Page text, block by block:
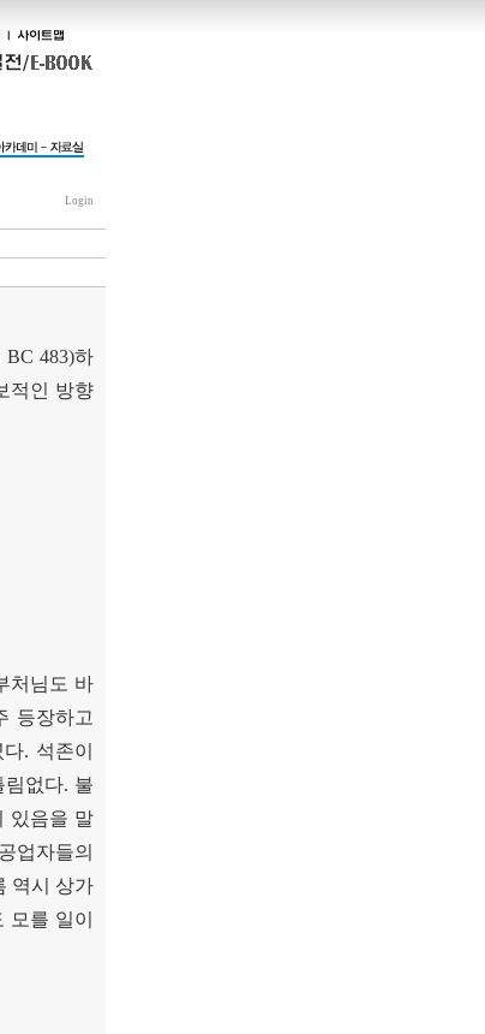
Login
BC 483)하
적인 방향
처님도 바
등장하고
다. 석존이
림없다. 불
있음을 말
업자들의
역시 상가
를 일이